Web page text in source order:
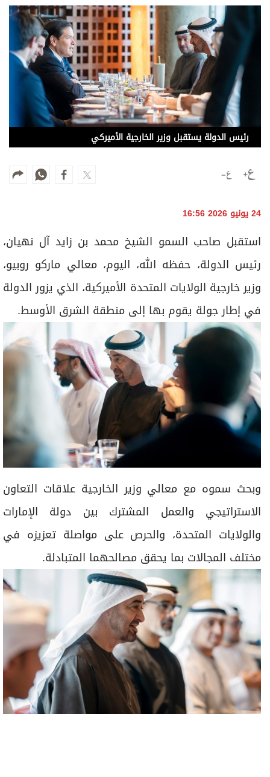
الترفيه
التعليم والمعرفة
الذكاء الاصطناعي
تغطيات
فيديو
بودكاست
قصة صورة
كاريكتير
برامج
عدد اليوم
مواقيت الصلاة
الأحوال الجوية
رئيس الدولة يستقبل وزير الخارجية الأميركي
24 يونيو 2026 16:56
استقبل صاحب السمو الشيخ محمد بن زايد آل نهيان،
رئيس الدولة، حفظه الله، اليوم، معالي ماركو روبيو،
وزير خارجية الولايات المتحدة الأميركية، الذي يزور الدولة
في إطار جولة يقوم بها إلى منطقة الشرق الأوسط.
وبحث سموه مع معالي وزير الخارجية علاقات التعاون
الاستراتيجي والعمل المشترك بين دولة الإمارات
والولايات المتحدة، والحرص على مواصلة تعزيزه في
مختلف المجالات بما يحقق مصالحهما المتبادلة.